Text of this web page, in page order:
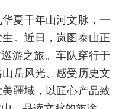
夏千年山河文脉，一
。近日，岚图泰山正
游之旅。车队穿行于
岳风光、感受历史文
疆域，以匠心产品致